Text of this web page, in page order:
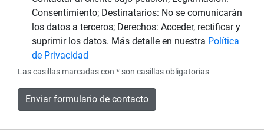
Consentimiento; Destinatarios: No se comunicarán
los datos a terceros; Derechos: Acceder, rectificar y
suprimir los datos. Más detalle en nuestra Política
de Privacidad
Las casillas marcadas con * son casillas obligatorias
Enviar formulario de contacto